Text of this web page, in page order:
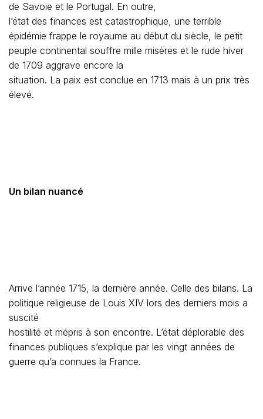
de Savoie et le Portugal. En outre,
l’état des finances est catastrophique, une terrible
épidémie frappe le royaume au début du siècle, le petit
peuple continental souffre mille misères et le rude hiver
de 1709 aggrave encore la
situation. La paix est conclue en 1713 mais à un prix très
élevé.
Un bilan nuancé
Arrive l’année 1715, la dernière année. Celle des bilans. La
politique religieuse de Louis XIV lors des derniers mois a
suscité
hostilité et mépris à son encontre. L’état déplorable des
finances publiques s’explique par les vingt années de
guerre qu’a connues la France.